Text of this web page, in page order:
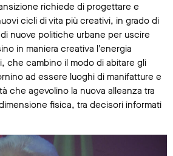
richiede di progettare e
cicli di vita più creativi, in grado di
nuove politiche urbane per uscire
in maniera creativa l’energia
che cambino il modo di abitare gli
ad essere luoghi di manifatture e
che agevolino la nuova alleanza tra
fisica, tra decisori informati